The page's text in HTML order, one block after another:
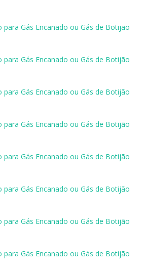
para Gás Encanado ou Gás de Botijão
para Gás Encanado ou Gás de Botijão
para Gás Encanado ou Gás de Botijão
para Gás Encanado ou Gás de Botijão
para Gás Encanado ou Gás de Botijão
para Gás Encanado ou Gás de Botijão
para Gás Encanado ou Gás de Botijão
para Gás Encanado ou Gás de Botijão